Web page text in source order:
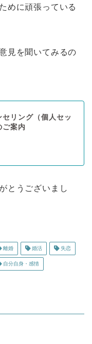
めに頑張っている
見を聞いてみるの
セリング（個人セッ
ご案内
とうございまし
離婚 婚活 失恋
自分自身・感情